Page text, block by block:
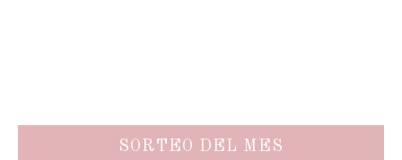
SORTEO DEL MES